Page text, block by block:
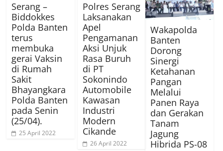
Serang –
Biddokkes
Polda Banten
terus
membuka
gerai Vaksin
di Rumah
Sakit
Bhayangkara
Polda Banten
pada Senin
(25/04).
25 April 2022
Polres Serang
Laksanakan
Apel
Pengamanan
Aksi Unjuk
Rasa Buruh
di PT
Sokonindo
Automobile
Kawasan
Industri
Modern
Cikande
26 April 2022
Wakapolda
Banten
Dorong
Sinergi
Ketahanan
Pangan
Melalui
Panen Raya
dan Gerakan
Tanam
Jagung
Hibrida PS-08